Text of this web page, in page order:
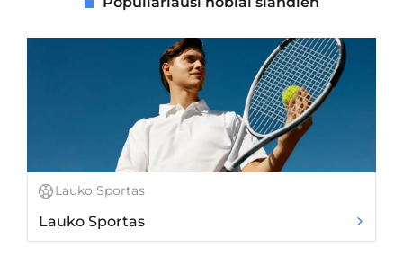
Lauko Sportas
Lauko Sportas